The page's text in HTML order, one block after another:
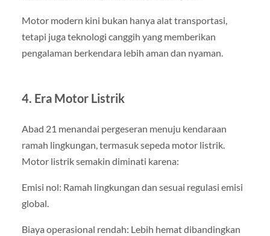
Motor modern kini bukan hanya alat transportasi,
tetapi juga teknologi canggih yang memberikan
pengalaman berkendara lebih aman dan nyaman.
4. Era Motor Listrik
Abad 21 menandai pergeseran menuju kendaraan
ramah lingkungan, termasuk sepeda motor listrik.
Motor listrik semakin diminati karena:
Emisi nol: Ramah lingkungan dan sesuai regulasi emisi
global.
Biaya operasional rendah: Lebih hemat dibandingkan